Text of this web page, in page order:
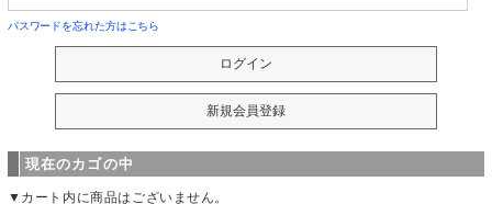
パスワードを忘れた方はこちら
現在のカゴの中
▼カート内に商品はございません。